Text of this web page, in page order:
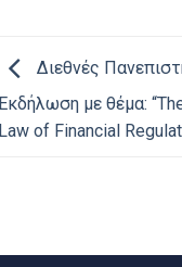
Διεθνές
Εκδήλωση με θέμα:
Law of Financial